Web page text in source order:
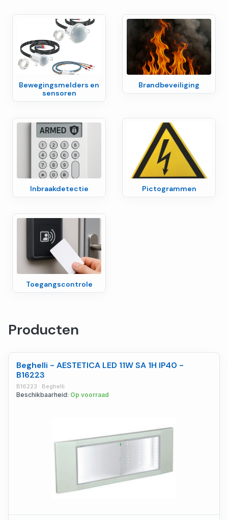
Bewegingsmelders en
sensoren
Brandbeveiliging
Inbraakdetectie Pictogrammen
Toegangscontrole
Producten
Beghelli - AESTETICA LED 11W SA 1H IP40 -
B16223
B16223 · Beghelli
Beschikbaarheid: Op voorraad